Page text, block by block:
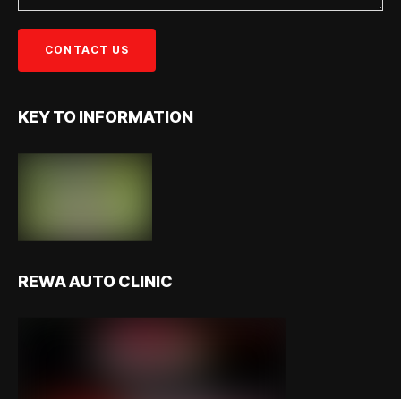
KEY TO INFORMATION
REWA AUTO CLINIC